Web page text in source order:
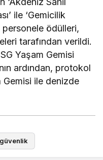
ile ‘Gemicilik
personele ödülleri,
tarafından verildi.
Yaşam Gemisi
ardından, protokol
Gemisi ile denizde